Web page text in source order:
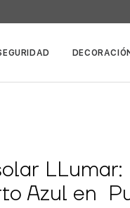
LLumar:
Azul en